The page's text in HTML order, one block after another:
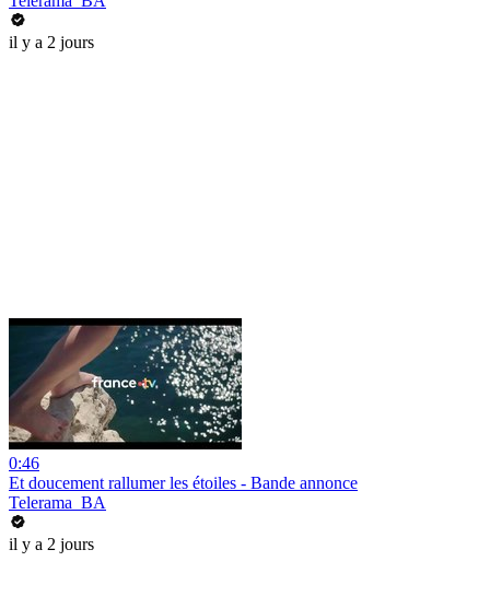
il y a 2 jours
0:46
Et doucement rallumer les étoiles - Bande annonce
Telerama_BA
il y a 2 jours